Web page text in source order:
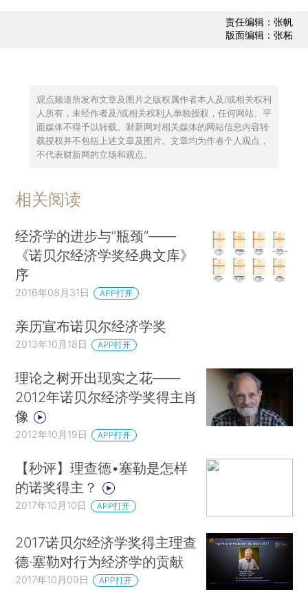
责任编辑：张帆
版面编辑：张柘
观点频道所发布文章及图片之版权属作者本人及/或相关权利
人所有，未经作者及/或相关权利人单独授权，任何网站、平
面媒体不得予以转载。财新网对相关媒体的网站信息内容转
载授权并不包括上述文章及图片。文章均为作者个人观点，
不代表财新网的立场和观点。
相关阅读
经济学的进步与“瓶颈”——
《诺贝尔经济学奖经典文库》
序
2016年08月31日 APP打开
亲历宣布诺贝尔经济学奖
2013年10月18日 APP打开
理论之树开出现实之花——
2012年诺贝尔经济学奖得主肖
像
2012年10月19日 APP打开
【秒评】理查德•塞勒是怎样
的诺奖得主？
2017年10月10日 APP打开
2017诺贝尔经济学奖得主理查
德·塞勒对行为经济学的贡献
2017年10月09日 APP打开